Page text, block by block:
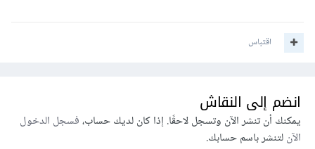
اقتباس
انضم إلى النقاش
يمكنك أن تنشر الآن وتسجل لاحقًا. إذا كان لديك حساب،فسجل الدخول
الآنلتنشر باسم حسابك.